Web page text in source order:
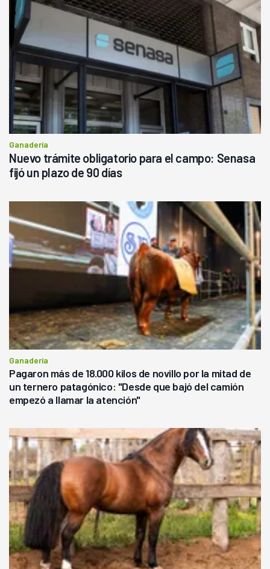
Ganadería
Nuevo trámite obligatorio para el campo: Senasa
fijó un plazo de 90 días
Ganadería
Pagaron más de 18.000 kilos de novillo por la mitad de
un ternero patagónico: "Desde que bajó del camión
empezó a llamar la atención"